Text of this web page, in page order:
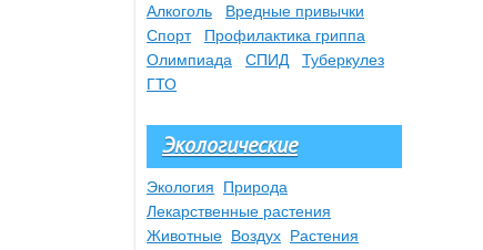
Алкоголь
Вредные привычки
Спорт
Профилактика гриппа
Олимпиада
СПИД
Туберкулез
ГТО
Экологические
Экология
Природа
Лекарственные растения
Животные Воздух Растения